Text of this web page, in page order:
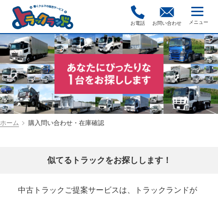
お電話 お問い合わせ
ホーム 購入問い合わせ・在庫確認
似てるトラックをお探しします！
中古トラックご提案サービスは、トラックランドが